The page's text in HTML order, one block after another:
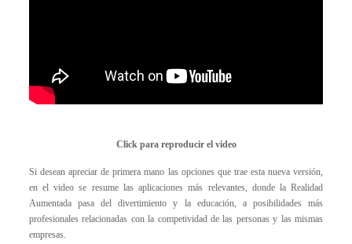
Click para reproducir el video
Si desean apreciar de primera mano las opciones que trae esta nueva versión,
en el video se resume las aplicaciones más relevantes, donde la Realidad
Aumentada pasa del divertimiento y la educación, a posibilidades más
profesionales relacionadas con la competividad de las personas y las mismas
empresas.